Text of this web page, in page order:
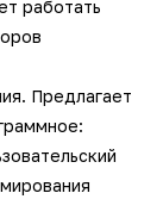
работать
Предлагает